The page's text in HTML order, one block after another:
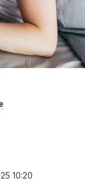
10:20